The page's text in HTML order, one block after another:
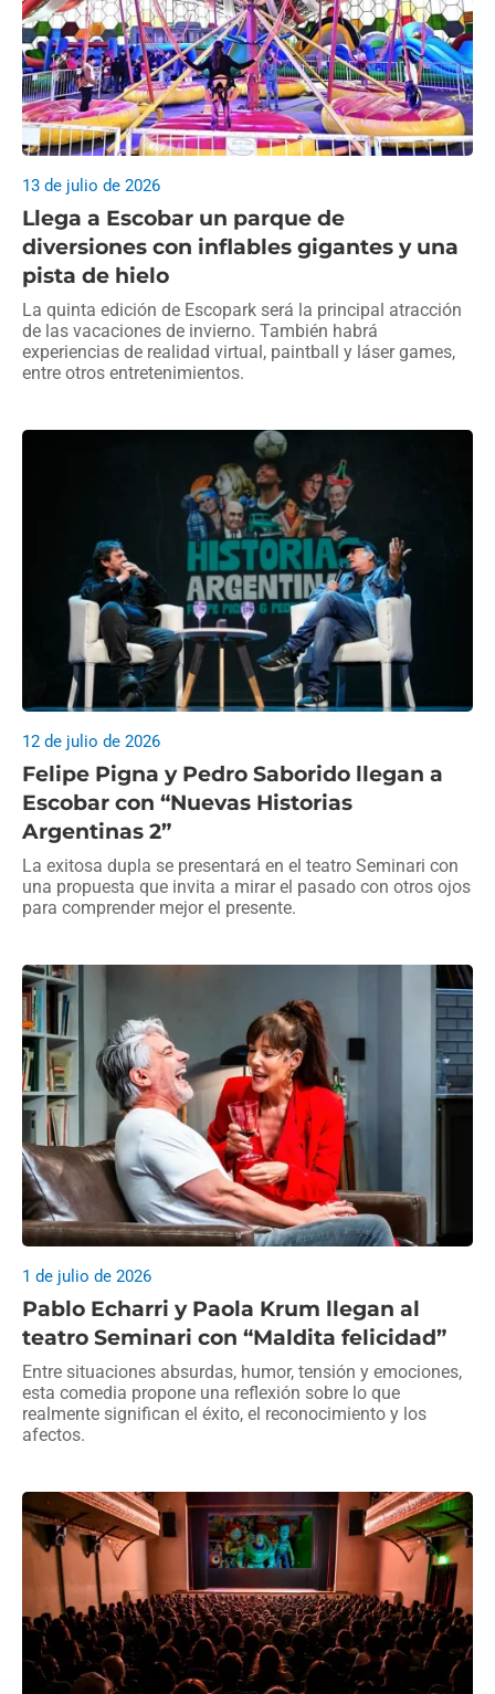
Llega a Escobar un parque de
diversiones con inflables gigantes y una
pista de hielo
13 de julio de 2026
La quinta edición de Escopark será la principal atracción
de las vacaciones de invierno. También habrá
experiencias de realidad virtual, paintball y láser games,
entre otros entretenimientos.
Felipe Pigna y Pedro Saborido llegan a
Escobar con “Nuevas Historias
Argentinas 2”
12 de julio de 2026
La exitosa dupla se presentará en el teatro Seminari con
una propuesta que invita a mirar el pasado con otros ojos
para comprender mejor el presente.
Pablo Echarri y Paola Krum llegan al
teatro Seminari con “Maldita felicidad”
1 de julio de 2026
Entre situaciones absurdas, humor, tensión y emociones,
esta comedia propone una reflexión sobre lo que
realmente significan el éxito, el reconocimiento y los
afectos.